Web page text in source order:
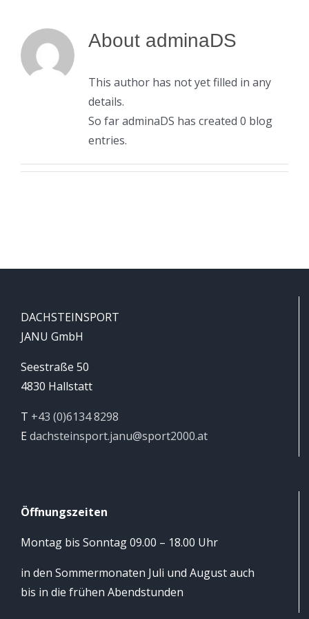
About adminaDS
This author has not yet filled in any
details.
So far adminaDS has created 0 blog
entries.
DACHSTEINSPORT
JANU GmbH
Seestraße 50
4830 Hallstatt
T +43 (0)6134 8298
Edachsteinsport.janu@sport2000.at
Öffnungszeiten
Montag bis Sonntag 09.00 – 18.00 Uhr
in den Sommermonaten Juli und August auch
bis in die frühen Abendstunden